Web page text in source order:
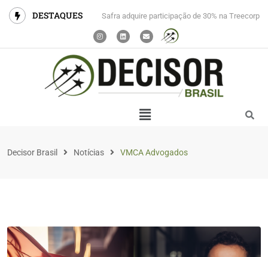
DESTAQUES Safra adquire participação de 30% na Treecorp
Decisor Brasil Notícias VMCA Advogados